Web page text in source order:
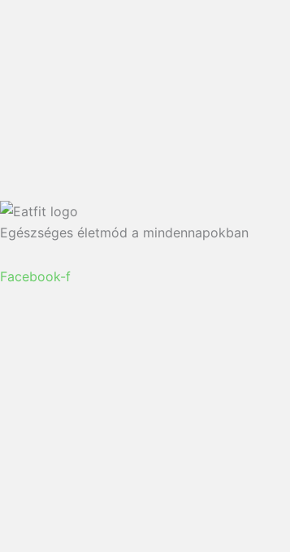
Egészséges életmód a mindennapokban
Facebook-f